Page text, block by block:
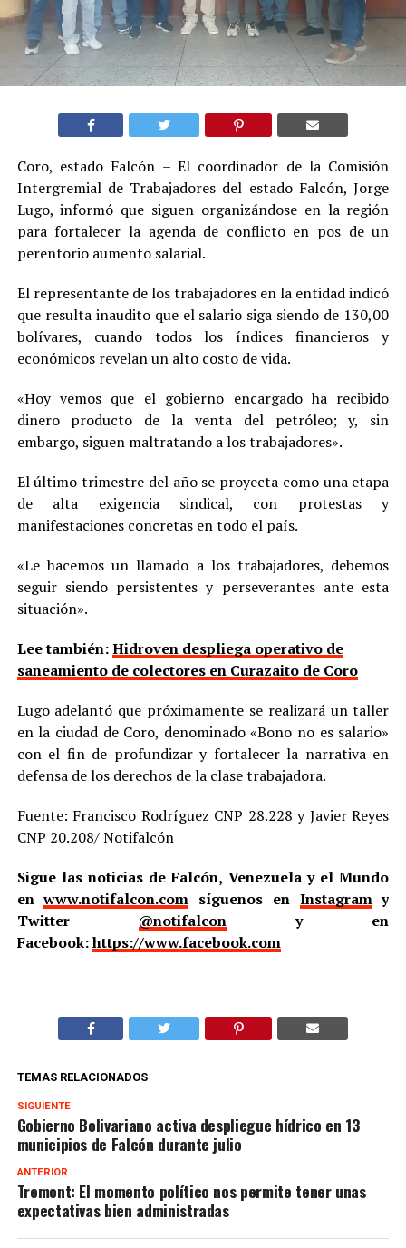
Coro, estado Falcón – El coordinador de la Comisión
Intergremial de Trabajadores del estado Falcón, Jorge
Lugo, informó que siguen organizándose en la región
para fortalecer la agenda de conflicto en pos de un
perentorio aumento salarial.
El representante de los trabajadores en la entidad indicó
que resulta inaudito que el salario siga siendo de 130,00
bolívares, cuando todos los índices financieros y
económicos revelan un alto costo de vida.
«Hoy vemos que el gobierno encargado ha recibido
dinero producto de la venta del petróleo; y, sin
embargo, siguen maltratando a los trabajadores».
El último trimestre del año se proyecta como una etapa
de alta exigencia sindical, con protestas y
manifestaciones concretas en todo el país.
«Le hacemos un llamado a los trabajadores, debemos
seguir siendo persistentes y perseverantes ante esta
situación».
Lee también:Hidroven despliega operativo de
saneamiento de colectores en Curazaito de Coro
Lugo adelantó que próximamente se realizará un taller
en la ciudad de Coro, denominado «Bono no es salario»
con el fin de profundizar y fortalecer la narrativa en
defensa de los derechos de la clase trabajadora.
Fuente: Francisco Rodríguez CNP 28.228 y Javier Reyes
CNP 20.208/ Notifalcón
Sigue las noticias de Falcón, Venezuela y el Mundo
enwww.notifalcon.com síguenos en Instagramy
Twitter @notifalcony en
Facebook:https://www.facebook.com
TEMAS RELACIONADOS
SIGUIENTE
Gobierno Bolivariano activa despliegue hídrico en 13
municipios de Falcón durante julio
ANTERIOR
Tremont: El momento político nos permite tener unas
expectativas bien administradas